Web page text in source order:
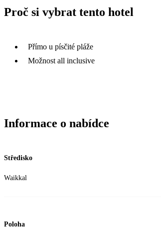
Proč si vybrat tento hotel
Přímo u písčité pláže
Možnost all inclusive
Informace o nabídce
Středisko
Waikkal
Poloha